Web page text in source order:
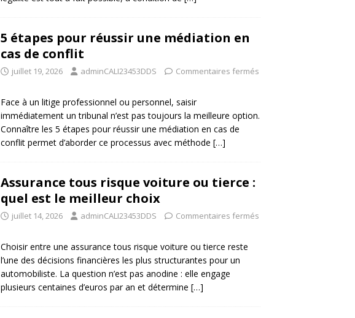
5 étapes pour réussir une médiation en
cas de conflit
juillet 19, 2026 adminCALI23453DDS Commentaires fermés
Face à un litige professionnel ou personnel, saisir
immédiatement un tribunal n’est pas toujours la meilleure option.
Connaître les 5 étapes pour réussir une médiation en cas de
conflit permet d’aborder ce processus avec méthode […]
Assurance tous risque voiture ou tierce :
quel est le meilleur choix
juillet 14, 2026 adminCALI23453DDS Commentaires fermés
Choisir entre une assurance tous risque voiture ou tierce reste
l’une des décisions financières les plus structurantes pour un
automobiliste. La question n’est pas anodine : elle engage
plusieurs centaines d’euros par an et détermine […]